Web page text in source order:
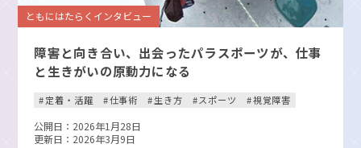
ともにはたらくインタビュー
障害と向き合い、出会ったパラスポーツが、仕事
と生きがいの原動力になる
定着・活躍 仕事術 生き方 スポーツ 視覚障害
公開日：2026年1月28日
更新日：2026年3月9日